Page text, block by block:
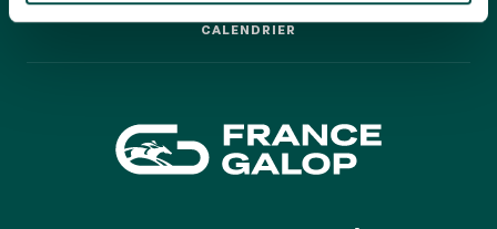
LA GARDEN PARTY - CYGAMES GRAND PRIX DE PARIS -
CALENDRIER